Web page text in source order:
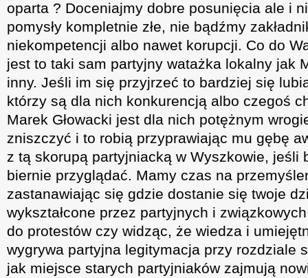
oparta ? Doceniajmy dobre posunięcia ale i
pomysły kompletnie złe, nie bądźmy
niekompetencji albo nawet korupcji. Co do
jest to taki sam partyjny watażka lokalny jak
inny. Jeśli im się przyjrzeć to bardziej się
którzy są dla nich konkurencją albo czegoś
Marek Głowacki jest dla nich potężnym
zniszczyć i to robią przyprawiając mu gębę
z tą skorupą partyjniacką w Wyszkowie, jeśli
biernie przyglądać. Mamy czas na
zastanawiając się gdzie dostanie się twoje
wykształcone przez partyjnych i
do protestów czy widząc, że wiedza i
wygrywa partyjna legitymacja przy rozdziale
jak miejsce starych partyjniaków zajmują